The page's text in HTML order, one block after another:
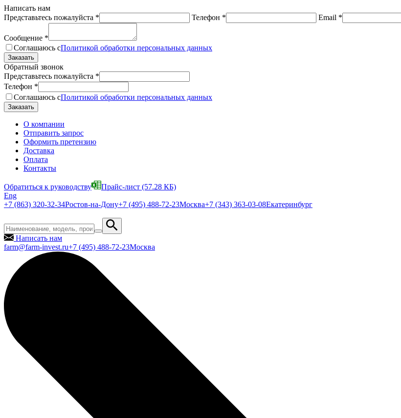
Написать нам
Представьтесь пожалуйста * Телефон * Email *
Сообщение *
Соглашаюсь сПолитикой обработки персональных данных
Обратный звонок
Представьтесь пожалуйста *
Телефон *
Соглашаюсь сПолитикой обработки персональных данных
О компании
Отправить запрос
Оформить претензию
Доставка
Оплата
Контакты
Обратиться к руководству Прайс-лист (57.28 КБ)
Eng
+7 (863) 320-32-34Ростов-на-Дону+7 (495) 488-72-23Москва+7 (343) 363-03-08Екатеринбург
Написать нам
farm@farm-invest.ru+7 (495) 488-72-23Москва